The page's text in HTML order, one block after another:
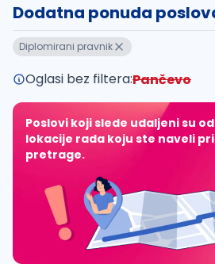
Dodatna ponuda
Diplomirani pravnik
Oglasi bez filtera:Pančevo
Poslovi koji slede udaljeni su
lokacije rada koju ste naveli
pretrage.